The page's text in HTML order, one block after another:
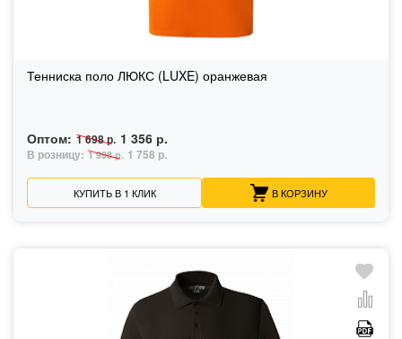
Тенниска поло ЛЮКС (LUXE) оранжевая
Оптом: 1 698 р. 1 356 р.
В розницу: 1 998 р. 1 758 р.
КУПИТЬ В 1 КЛИК В КОРЗИНУ